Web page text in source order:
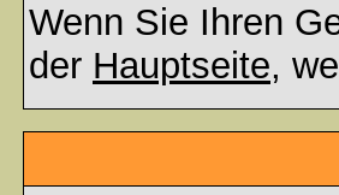
Wenn Sie Ihren
der Hauptseite,